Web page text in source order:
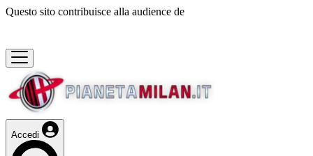
Questo sito contribuisce alla audience de
Accedi